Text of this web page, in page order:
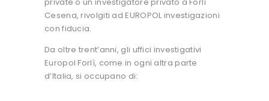
Cesena, rivolgiti ad EUROPOL investigazioni
con fiducia.
Da oltre trent’anni, gli uffici investigativi
Europol Forlì, come in ogni altra parte
d’Italia, si occupano di: